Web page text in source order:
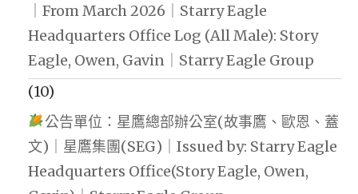
｜From March 2026｜Starry Eagle
Headquarters Office Log (All Male): Story
Eagle, Owen, Gavin｜Starry Eagle Group
(10)
公告單位：星鷹總部辦公室(故事鷹、歐恩、蓋
文)｜星鷹集團(SEG)｜Issued by: Starry Eagle
Headquarters Office(Story Eagle, Owen,